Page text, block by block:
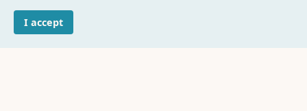
Accompagnement au numérique
I accept